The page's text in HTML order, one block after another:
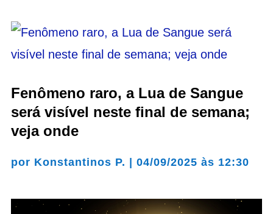
Fenômeno raro, a Lua de Sangue
será visível neste final de semana;
veja onde
por Konstantinos P. 04/09/2025 às 12:30